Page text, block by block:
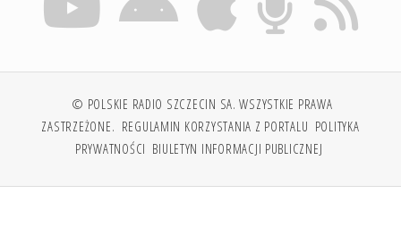
© POLSKIE RADIO SZCZECIN SA. WSZYSTKIE PRAWA
ZASTRZEŻONE. REGULAMIN KORZYSTANIA Z PORTALU POLITYKA
PRYWATNOŚCI BIULETYN INFORMACJI PUBLICZNEJ